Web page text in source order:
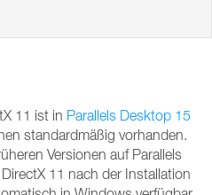
11 ist in Parallels Desktop 15
standardmäßig vorhanden.
Versionen auf Parallels
11 nach der Installation